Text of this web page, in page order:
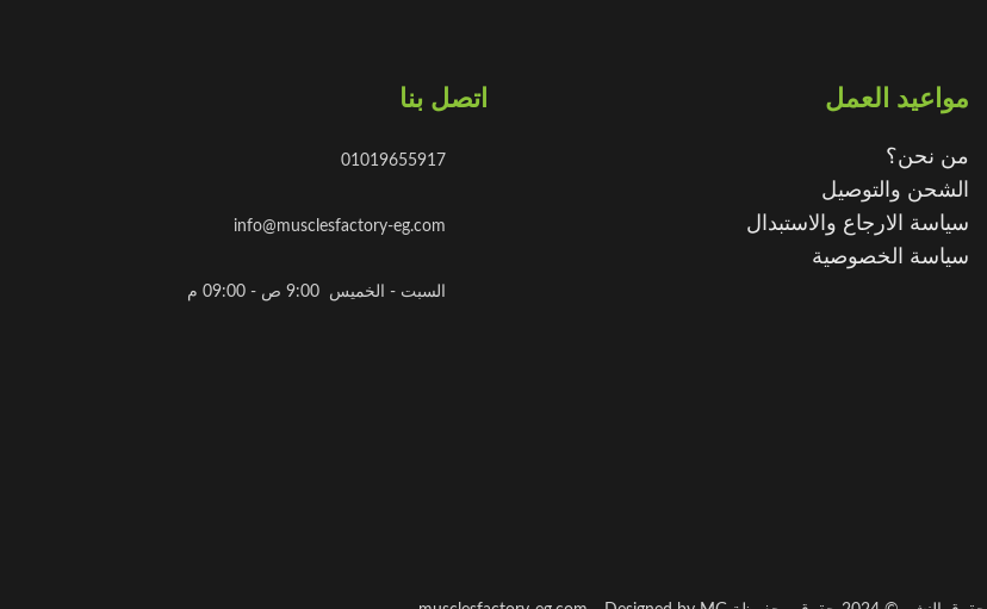
مواعيد العمل
من نحن؟
الشحن والتوصيل
سياسة الارجاع والاستبدال
سياسة الخصوصية
اتصل بنا
01019655917
info@musclesfactory-eg.com
السبت - الخميس 9:00 ص - 09:00 م